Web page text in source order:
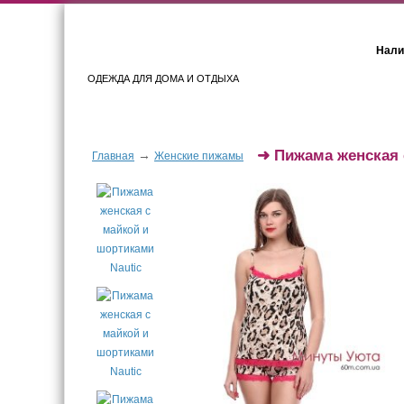
ОДЕЖДА ДЛЯ ДОМА И ОТДЫХА
Главная → Женские пижамы ➜ Пижама